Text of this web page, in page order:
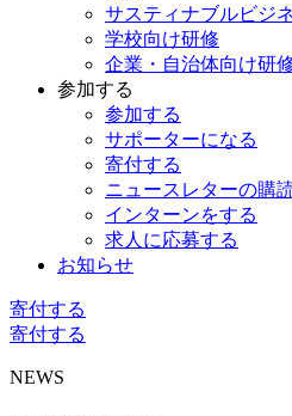
サスティナブルビジ
学校向け研修
企業・自治体向け研
参加する
参加する
サポーターになる
寄付する
ニュースレターの購
インターンをする
求人に応募する
お知らせ
寄付する
寄付する
NEWS